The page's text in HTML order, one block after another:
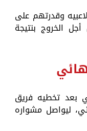
وقدرتهم على
الخروج بنتيجة
بعد تخطيه فريق
ليواصل مشواره